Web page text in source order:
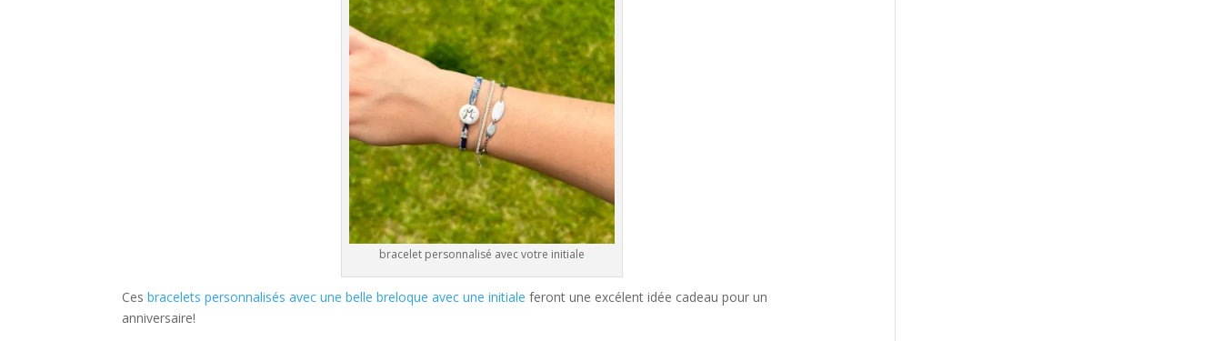
bracelet personnalisé avec votre initiale
Cesbracelets personnalisés avec une belle breloque avec une initiale feront une excélent idée cadeau pour un
anniversaire!